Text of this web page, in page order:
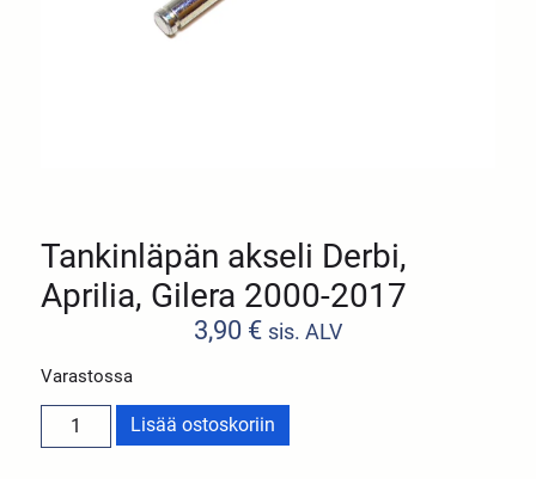
Tankinläpän akseli Derbi,
Aprilia, Gilera 2000-2017
3,90 € sis. ALV
Varastossa
Lisää ostoskoriin